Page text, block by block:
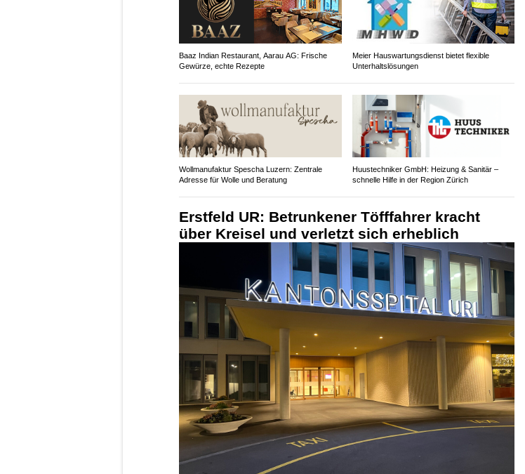
Baaz Indian Restaurant, Aarau AG: Frische
Gewürze, echte Rezepte
Meier Hauswartungsdienst bietet flexible
Unterhaltslösungen
Wollmanufaktur Spescha Luzern: Zentrale
Adresse für Wolle und Beratung
Huustechniker GmbH: Heizung & Sanitär –
schnelle Hilfe in der Region Zürich
Erstfeld UR: Betrunkener Töfffahrer kracht
über Kreisel und verletzt sich erheblich